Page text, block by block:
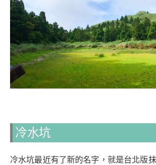
冷水坑
冷水坑最近有了新的名字，就是台北版